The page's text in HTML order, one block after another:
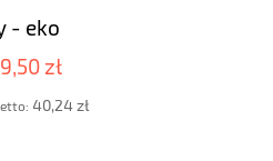
- eko
zł
40,24 zł